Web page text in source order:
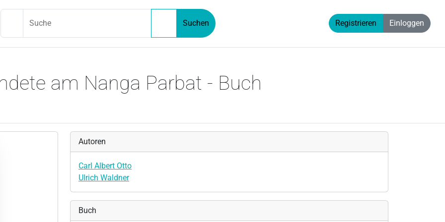
Suche Suchen Registrieren Einloggen
am Nanga Parbat - Buch
Autoren
Carl Albert Otto
Ulrich Waldner
Buch